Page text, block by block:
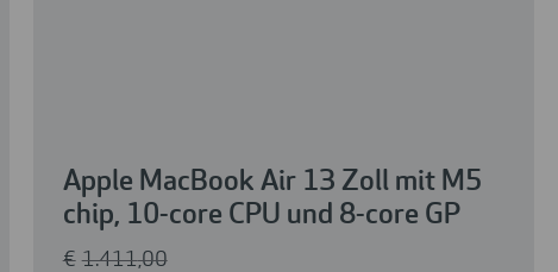
Apple MacBook Air 13 Zoll mit M5
chip, 10-core CPU und 8-core GP
€ 1.411,00